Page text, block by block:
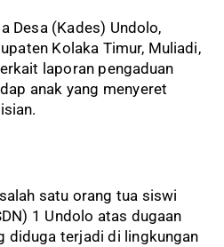
Desa (Kades) Undolo,
Kolaka Timur, Muliadi,
laporan pengaduan
anak yang menyeret
satu orang tua siswi
1 Undolo atas dugaan
diduga terjadi di lingkungan